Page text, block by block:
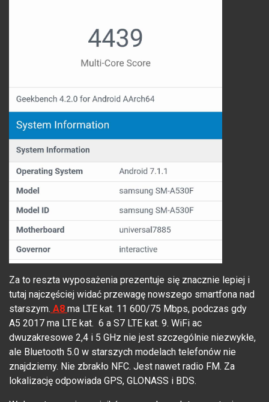
Za to reszta wyposażenia prezentuje się znacznie lepiej i
tutaj najczęściej widać przewagę nowszego smartfona nad
starszym. A8 ma LTE kat. 11 600/75 Mbps, podczas gdy
A5 2017 ma LTE kat. 6 a S7 LTE kat. 9. WiFi ac
dwuzakresowe 2,4 i 5 GHz nie jest szczególnie niezwykłe,
ale Bluetooth 5.0 w starszych modelach telefonów nie
znajdziemy. Nie zbrakło NFC. Jest nawet radio FM. Za
lokalizację odpowiada GPS, GLONASS i BDS.